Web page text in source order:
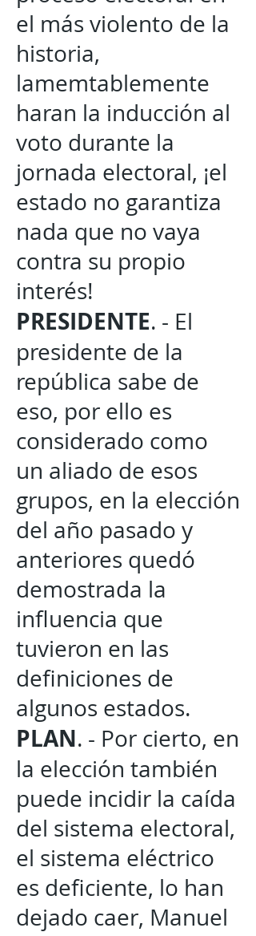
el más violento de la
historia,
lamemtablemente
haran la inducción al
voto durante la
jornada electoral, ¡el
estado no garantiza
nada que no vaya
contra su propio
interés!
PRESIDENTE. - El
presidente de la
república sabe de
eso, por ello es
considerado como
un aliado de esos
grupos, en la elección
del año pasado y
anteriores quedó
demostrada la
influencia que
tuvieron en las
definiciones de
algunos estados.
PLAN. - Por cierto, en
la elección también
puede incidir la caída
del sistema electoral,
el sistema eléctrico
es deficiente, lo han
dejado caer, Manuel